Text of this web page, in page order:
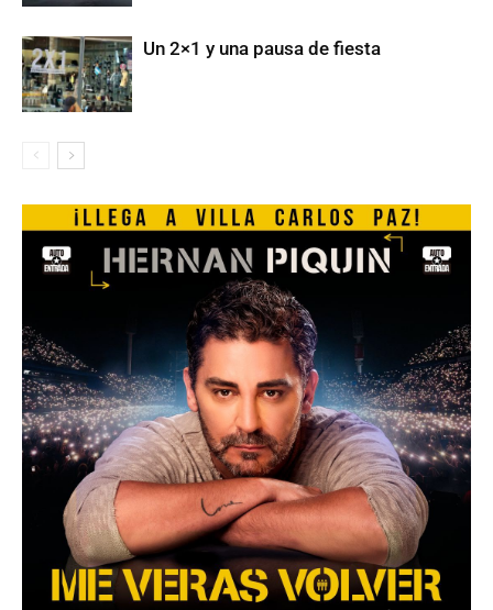
Un 2×1 y una pausa de fiesta